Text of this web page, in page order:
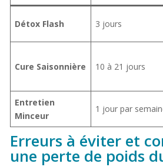
Détox Flash 3 jours
Cure Saisonnière 10 à 21 jours
Entretien
Minceur
1 jour par
Erreurs à éviter et
une perte de poids